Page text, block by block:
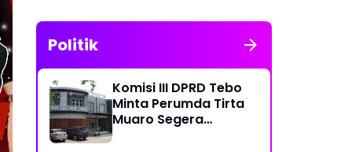
Politik
Komisi III DPRD Tebo
Minta Perumda Tirta
Muaro Segera